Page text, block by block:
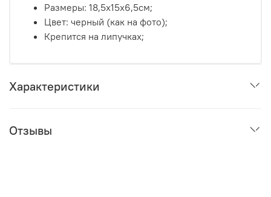
Размеры: 18,5х15х6,5см;
Цвет: черный (как на фото);
Крепится на липучках;
Характеристики
Отзывы